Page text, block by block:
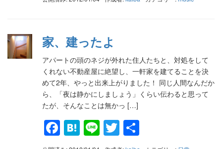
家、建ったよ
アパートの頭のネジが外れた住人たちと、対処をして
くれない不動産屋に絶望し、一軒家を建てることを決
めて2年、やっと出来上がりました！ 同じ人間なんだか
ら、「夜は静かにしましょう」くらい伝わると思って
たが、そんなことは無かっ […]
Facebook
Hatena
LineTwitter
有